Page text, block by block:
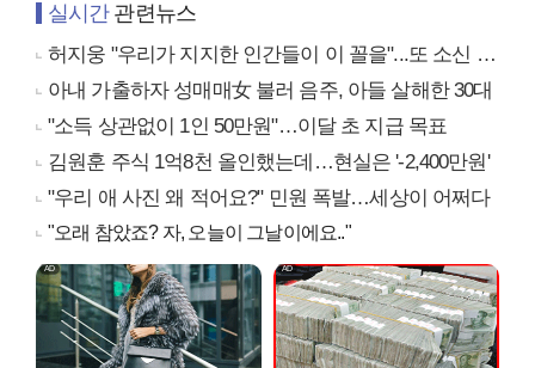
실시간관련뉴스
허지웅 "우리가 지지한 인간들이 이 꼴을"...또 소신 발언
아내 가출하자 성매매女 불러 음주, 아들 살해한 30대
"소득 상관없이 1인 50만원"…이달 초 지급 목표
김원훈 주식 1억8천 올인했는데…현실은 '-2,400만원'
"우리 애 사진 왜 적어요?" 민원 폭발…세상이 어쩌다
"오래 참았죠? 자, 오늘이 그날이에요.."